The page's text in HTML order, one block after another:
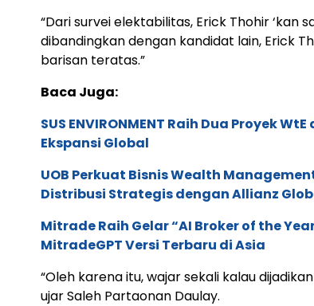
“Dari survei elektabilitas, Erick Thohir ‘kan
dibandingkan dengan kandidat lain, Erick
barisan teratas.”
Baca Juga:
SUS ENVIRONMENT Raih Dua Proyek
Ekspansi Global
UOB Perkuat Bisnis Wealth
Distribusi Strategis dengan Allianz
Mitrade Raih Gelar “AI Broker of the
MitradeGPT Versi Terbaru di Asia
“Oleh karena itu, wajar sekali kalau
ujar Saleh Partaonan Daulay.